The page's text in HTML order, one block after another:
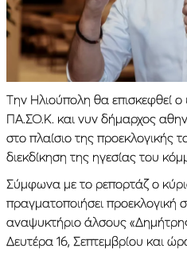
Την Ηλιούπολη θα επισκεφθεί
ΠΑ.ΣΟ.Κ. και νυν δήμαρχος
στο πλαίσιο της προεκλογικής
διεκδίκηση της ηγεσίας του
Σύμφωνα με το ρεπορτάζ ο
πραγματοποιήσει προεκλογική
αναψυκτήριο άλσους
Δευτέρα 16, Σεπτεμβρίου και